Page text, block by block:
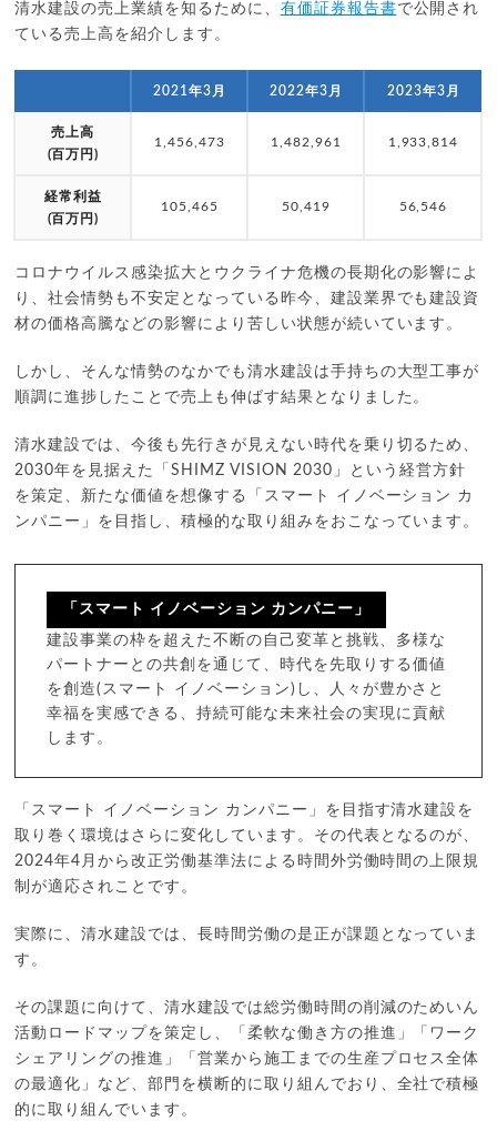
清水建設の売上業績を知るために、 有価証券報告書で公開され
ている売上高を紹介します。
2021年3月 2022年3月 2023年3月
売上高
(百万円)
1,456,473 1,482,961 1,933,814
経常利益
(百万円)
105,465 50,419 56,546
コロナウイルス感染拡大とウクライナ危機の長期化の影響によ
り、社会情勢も不安定となっている昨今、建設業界でも建設資
材の価格高騰などの影響により苦しい状態が続いています。
しかし、そんな情勢のなかでも清水建設は手持ちの大型工事が
順調に進捗したことで売上も伸ばす結果となりました。
清水建設では、今後も先行きが見えない時代を乗り切るため、
2030年を見据えた「SHIMZ VISION 2030」という経営方針
を策定、新たな価値を想像する「スマート イノベーション カ
ンパニー」を目指し、積極的な取り組みをおこなっています。
「スマート イノベーション カンパニー」
建設事業の枠を超えた不断の自己変革と挑戦、多様な
パートナーとの共創を通じて、時代を先取りする価値
を創造(スマート イノベーション)し、人々が豊かさと
幸福を実感できる、持続可能な未来社会の実現に貢献
します。
「スマート イノベーション カンパニー」を目指す清水建設を
取り巻く環境はさらに変化しています。その代表となるのが、
2024年4月から改正労働基準法による時間外労働時間の上限規
制が適応されことです。
実際に、清水建設では、長時間労働の是正が課題となっていま
す。
その課題に向けて、清水建設では総労働時間の削減のためいん
活動ロードマップを策定し、「柔軟な働き方の推進」「ワーク
シェアリングの推進」「営業から施工までの生産プロセス全体
の最適化」など、部門を横断的に取り組んでおり、全社で積極
的に取り組んでいます。